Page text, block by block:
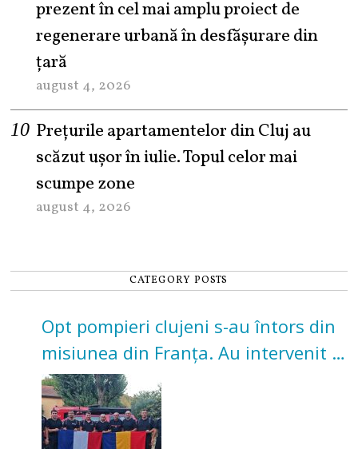
prezent în cel mai amplu proiect de
regenerare urbană în desfășurare din
țară
august 4, 2026
Prețurile apartamentelor din Cluj au
scăzut ușor în iulie. Topul celor mai
scumpe zone
august 4, 2026
CATEGORY POSTS
Opt pompieri clujeni s-au întors din
misiunea din Franța. Au intervenit la
incendii de vegetație și pădure